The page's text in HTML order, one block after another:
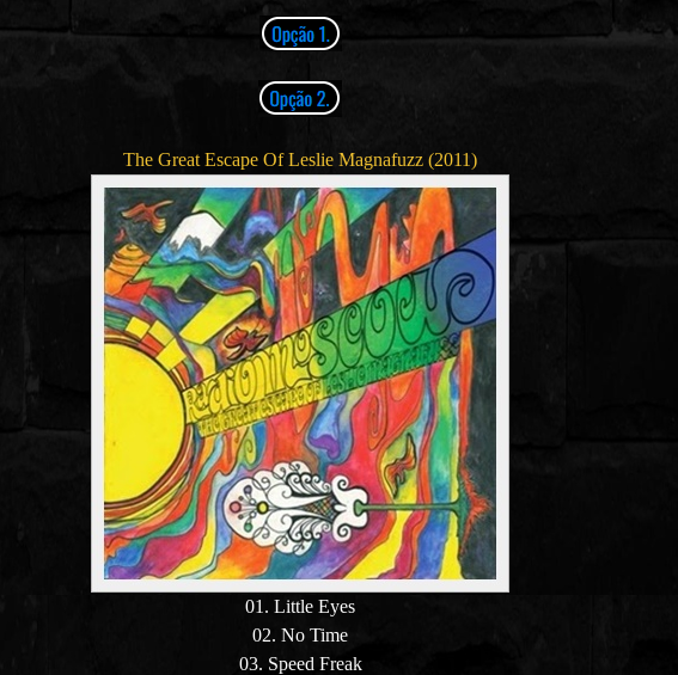
The Great Escape Of Leslie Magnafuzz (2011)
01. Little Eyes
02. No Time
03. Speed Freak